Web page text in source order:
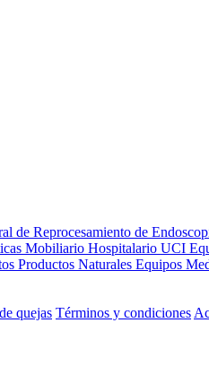
de Reprocesamiento de
Mobiliario Hospitalario UCI
Productos Naturales Equipos
quejas Términos y condiciones